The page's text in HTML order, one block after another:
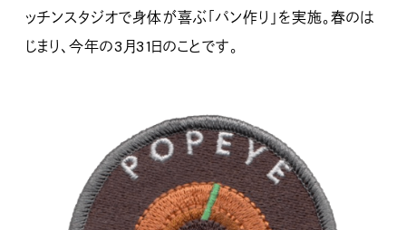
ッチンスタジオで身体が喜ぶ「パン作り」を実施。春のは
じまり、今年の3月31日のことです。